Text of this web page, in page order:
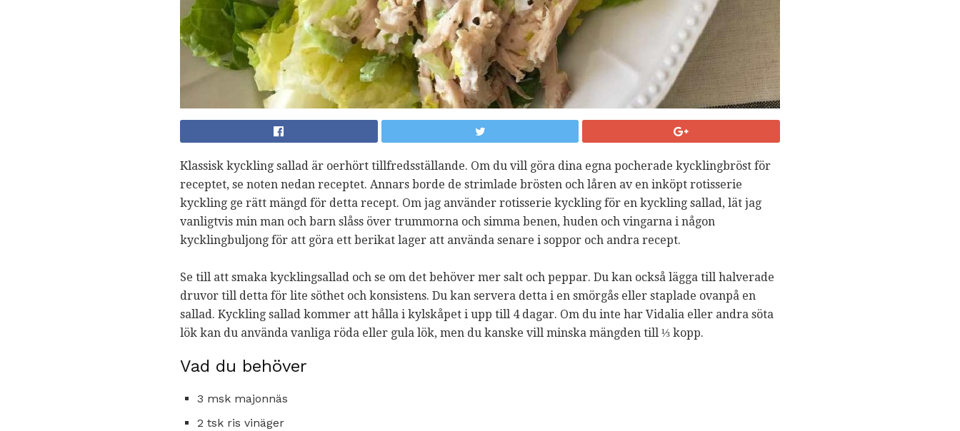
Klassisk kyckling sallad är oerhört tillfredsställande. Om du vill göra dina egna pocherade kycklingbröst för
receptet, se noten nedan receptet. Annars borde de strimlade brösten och låren av en inköpt rotisserie
kyckling ge rätt mängd för detta recept. Om jag använder rotisserie kyckling för en kyckling sallad, lät jag
vanligtvis min man och barn slåss över trummorna och simma benen, huden och vingarna i någon
kycklingbuljong för att göra ett berikat lager att använda senare i soppor och andra recept.
Se till att smaka kycklingsallad och se om det behöver mer salt och peppar. Du kan också lägga till halverade
druvor till detta för lite söthet och konsistens. Du kan servera detta i en smörgås eller staplade ovanpå en
sallad. Kyckling sallad kommer att hålla i kylskåpet i upp till 4 dagar. Om du inte har Vidalia eller andra söta
lök kan du använda vanliga röda eller gula lök, men du kanske vill minska mängden till ⅓ kopp.
Vad du behöver
3 msk majonnäs
2 tsk ris vinäger